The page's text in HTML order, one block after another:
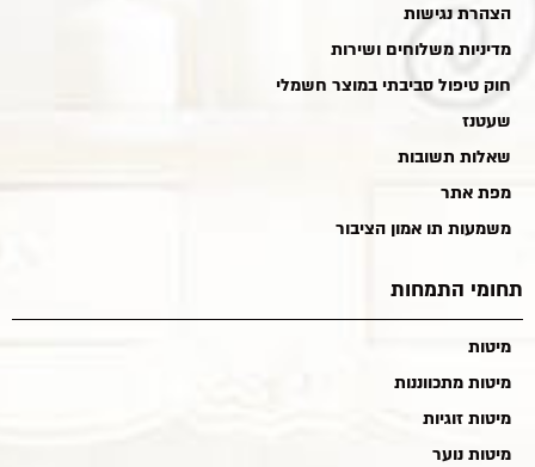
הצהרת נגישות
מדיניות משלוחים ושירות
חוק טיפול סביבתי במוצר חשמלי
שעטנז
שאלות תשובות
מפת אתר
משמעות תו אמון הציבור
תחומי התמחות
מיטות
מיטות מתכווננות
מיטות זוגיות
מיטות נוער